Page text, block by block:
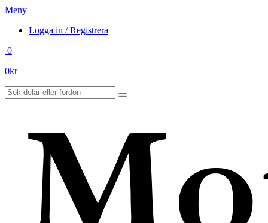
Meny
Logga in / Registrera
0
0kr